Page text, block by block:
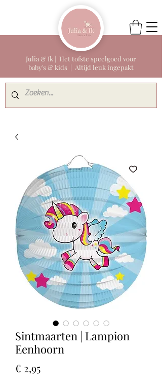
Julia & Ik | Het tofste speelgoed voor
baby's & kids | Altijd leuk ingepakt
Sintmaarten | Lampion
Eenhoorn
€ 2,95Prijs